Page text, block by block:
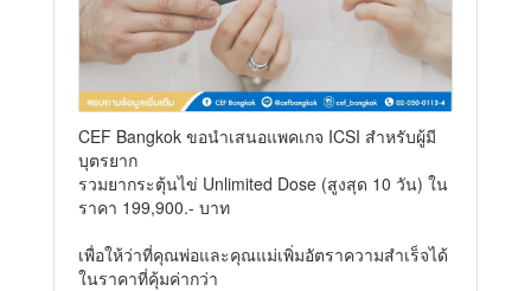
CEF Bangkok ขอนำเสนอแพคเกจ ICSI สำหรับผู้มี
บุตรยาก
รวมยากระตุ้นไข่ Unlimited Dose (สูงสุด 10 วัน) ใน
ราคา 199,900.- บาท
เพื่อให้ว่าที่คุณพ่อและคุณแม่เพิ่มอัตราความสำเร็จได้
ในราคาที่คุ้มค่ากว่า